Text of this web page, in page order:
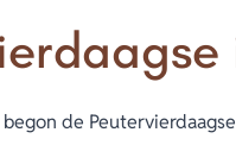
begon de